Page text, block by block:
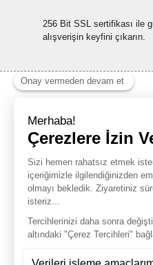
256 Bit SSL sertifikası ile
alışverişin keyfini çıkarın.